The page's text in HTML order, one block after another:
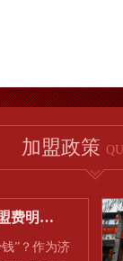
加盟政策
费明…
”？作为济